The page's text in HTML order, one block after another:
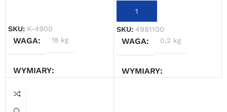
SKU: K-4900
WAGA 18 kg
WYMIARY
35 × 30 × 40 cm
DODAJ DO KOSZYKA
SKU: 4981100
WAGA 0,2 kg
WYMIARY
Oferta ograniczona czasowo
Powered by Convert Plus